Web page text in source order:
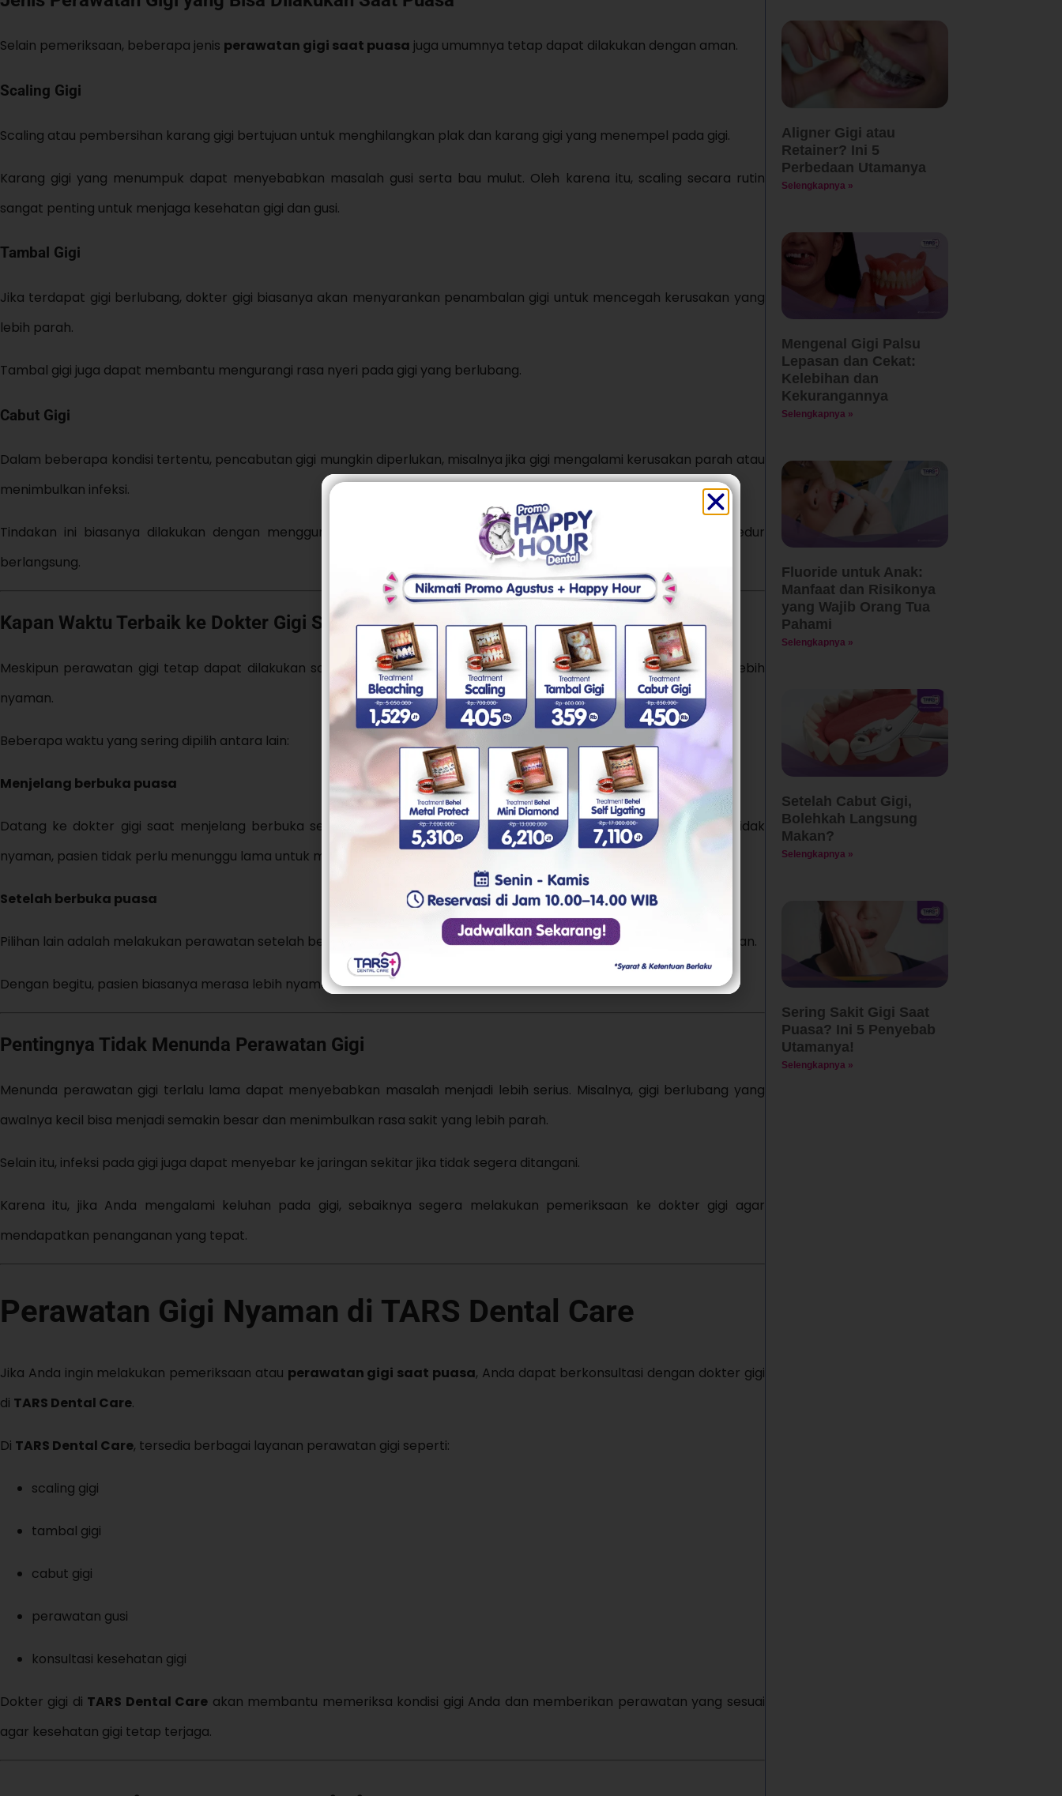
Selain pemeriksaan, beberapa jenis perawatan gigi saat puasa juga umumnya tetap dapat dilakukan dengan aman.
Scaling Gigi
Scaling atau pembersihan karang gigi bertujuan untuk menghilangkan plak dan karang gigi yang menempel pada gigi.
Karang gigi yang menumpuk dapat menyebabkan masalah gusi serta bau mulut. Oleh karena itu, scaling secara rutin
sangat penting untuk menjaga kesehatan gigi dan gusi.
Tambal Gigi
Jika terdapat gigi berlubang, dokter gigi biasanya akan menyarankan penambalan gigi untuk mencegah kerusakan yang
lebih parah.
Tambal gigi juga dapat membantu mengurangi rasa nyeri pada gigi yang berlubang.
Cabut Gigi
Dalam beberapa kondisi tertentu, pencabutan gigi mungkin diperlukan, misalnya jika gigi mengalami kerusakan parah atau
menimbulkan infeksi.
Tindakan ini biasanya dilakukan dengan menggunakan anestesi lokal untuk mengurangi rasa sakit selama prosedur
berlangsung.
Kapan Waktu Terbaik ke Dokter Gigi Saat Puasa?
Meskipun perawatan gigi tetap dapat dilakukan saat puasa, sebagian orang memilih waktu tertentu agar merasa lebih
nyaman.
Beberapa waktu yang sering dipilih antara lain:
Menjelang berbuka puasa
Datang ke dokter gigi saat menjelang berbuka sering menjadi pilihan karena jika setelah tindakan terasa sedikit tidak
nyaman, pasien tidak perlu menunggu lama untuk makan atau minum.
Setelah berbuka puasa
Pilihan lain adalah melakukan perawatan setelah berbuka ketika tubuh sudah mendapatkan asupan makanan dan cairan.
Dengan begitu, pasien biasanya merasa lebih nyaman selama proses perawatan berlangsung.
Pentingnya Tidak Menunda Perawatan Gigi
Menunda perawatan gigi terlalu lama dapat menyebabkan masalah menjadi lebih serius. Misalnya, gigi berlubang yang
awalnya kecil bisa menjadi semakin besar dan menimbulkan rasa sakit yang lebih parah.
Selain itu, infeksi pada gigi juga dapat menyebar ke jaringan sekitar jika tidak segera ditangani.
Karena itu, jika Anda mengalami keluhan pada gigi, sebaiknya segera melakukan pemeriksaan ke dokter gigi agar
mendapatkan penanganan yang tepat.
Perawatan Gigi Nyaman di TARS Dental Care
Jika Anda ingin melakukan pemeriksaan atau perawatan gigi saat puasa, Anda dapat berkonsultasi dengan dokter gigi
di TARS Dental Care.
Di TARS Dental Care, tersedia berbagai layanan perawatan gigi seperti:
scaling gigi
tambal gigi
cabut gigi
perawatan gusi
konsultasi kesehatan gigi
Dokter gigi di TARS Dental Care akan membantu memeriksa kondisi gigi Anda dan memberikan perawatan yang sesuai
agar kesehatan gigi tetap terjaga.
Aligner Gigi atau
Retainer? Ini 5
Perbedaan Utamanya
Selengkapnya »
Mengenal Gigi Palsu
Lepasan dan Cekat:
Kelebihan dan
Kekurangannya
Selengkapnya »
Fluoride untuk Anak:
Manfaat dan Risikonya
yang Wajib Orang Tua
Pahami
Selengkapnya »
Setelah Cabut Gigi,
Bolehkah Langsung
Makan?
Selengkapnya »
Sering Sakit Gigi Saat
Puasa? Ini 5 Penyebab
Utamanya!
Selengkapnya »